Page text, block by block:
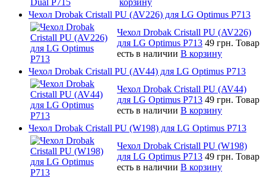
Чехол Drobak Cristall PU (AV226) для LG Optimus P713
Чехол Drobak Cristall PU (AV226)
для LG Optimus P713 49 грн. Товар
есть в наличии В корзину
Чехол Drobak Cristall PU (AV44) для LG Optimus P713
Чехол Drobak Cristall PU (AV44)
для LG Optimus P713 49 грн. Товар
есть в наличии В корзину
Чехол Drobak Cristall PU (W198) для LG Optimus P713
Чехол Drobak Cristall PU (W198)
для LG Optimus P713 49 грн. Товар
есть в наличии В корзину